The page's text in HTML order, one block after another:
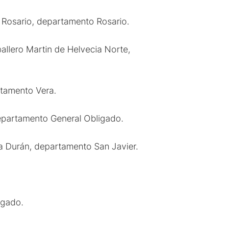
departamento Rosario.
Martin de Helvecia Norte,
Vera.
General Obligado.
departamento San Javier.